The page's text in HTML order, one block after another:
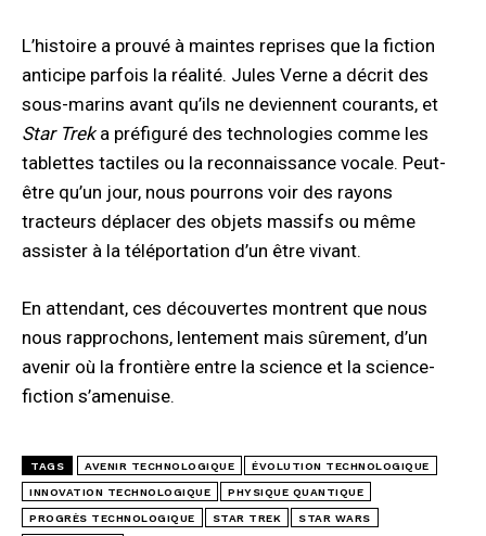
L’histoire a prouvé à maintes reprises que la fiction
anticipe parfois la réalité. Jules Verne a décrit des
sous-marins avant qu’ils ne deviennent courants, et
Star Treka préfiguré des technologies comme les
tablettes tactiles ou la reconnaissance vocale. Peut-
être qu’un jour, nous pourrons voir des rayons
tracteurs déplacer des objets massifs ou même
assister à la téléportation d’un être vivant.
En attendant, ces découvertes montrent que nous
nous rapprochons, lentement mais sûrement, d’un
avenir où la frontière entre la science et la science-
fiction s’amenuise.
TAGS AVENIR TECHNOLOGIQUE ÉVOLUTION TECHNOLOGIQUE
INNOVATION TECHNOLOGIQUE PHYSIQUE QUANTIQUE
PROGRÈS TECHNOLOGIQUE STAR TREK STAR WARS